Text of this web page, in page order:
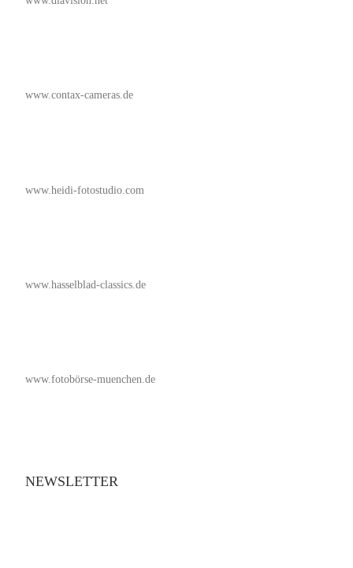
www.contax-cameras.de
www.heidi-fotostudio.com
www.hasselblad-classics.de
www.fotobörse-muenchen.de
NEWSLETTER